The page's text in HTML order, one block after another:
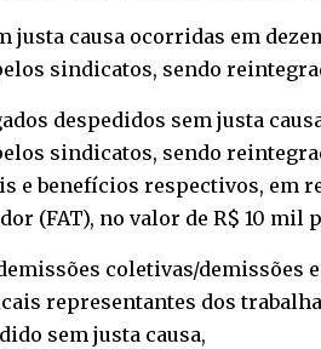
justa causa ocorridas em
sindicatos, sendo
despedidos sem justa
sindicatos, sendo
e benefícios respectivos, em
(FAT), no valor de R$ 10 mil
coletivas/
representantes dos
sem justa causa,